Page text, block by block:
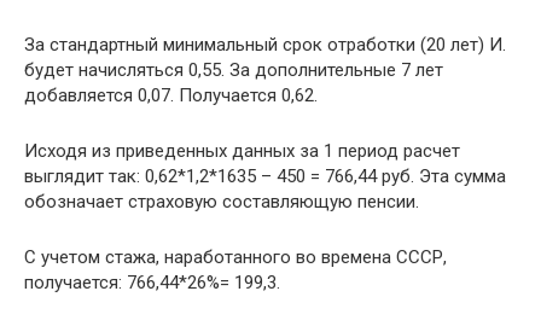
За стандартный минимальный срок отработки (20 лет) И.
будет начисляться 0,55. За дополнительные 7 лет
добавляется 0,07. Получается 0,62.
Исходя из приведенных данных за 1 период расчет
выглядит так: 0,62*1,2*1635 – 450 = 766,44 руб. Эта сумма
обозначает страховую составляющую пенсии.
С учетом стажа, наработанного во времена СССР,
получается: 766,44*26%= 199,3.